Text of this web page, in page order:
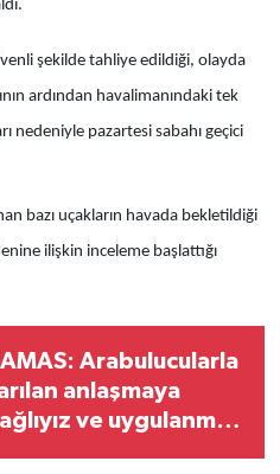
şekilde tahliye edildiği, olayda
ardından havalimanındaki tek
nedeniyle pazartesi sabahı geçici
bazı uçakların havada bekletildiği
ilişkin inceleme başlattığı
Arabulucularla
anlaşmaya
ve uygulanması